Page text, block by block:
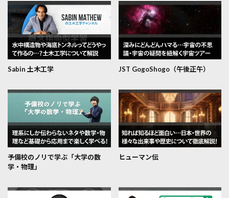
Sabin 土木工学 JST GogoShogo（午後正午）
予備校のノリで学ぶ「大学の数
学・物理」
ヒューマン伝